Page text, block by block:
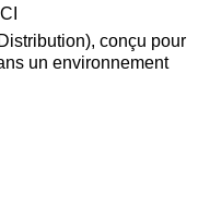
conçu pour
un environnement